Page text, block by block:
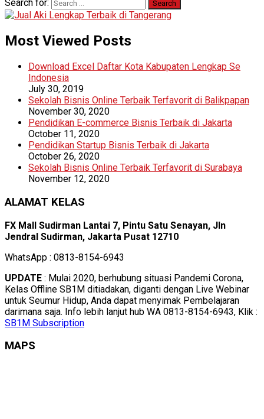
Search for:
Most Viewed Posts
Download Excel Daftar Kota Kabupaten Lengkap Se
Indonesia
July 30, 2019
Sekolah Bisnis Online Terbaik Terfavorit di Balikpapan
November 30, 2020
Pendidikan E-commerce Bisnis Terbaik di Jakarta
October 11, 2020
Pendidikan Startup Bisnis Terbaik di Jakarta
October 26, 2020
Sekolah Bisnis Online Terbaik Terfavorit di Surabaya
November 12, 2020
ALAMAT KELAS
FX Mall Sudirman Lantai 7, Pintu Satu Senayan, Jln
Jendral Sudirman, Jakarta Pusat 12710
WhatsApp : 0813-8154-6943
UPDATE : Mulai 2020, berhubung situasi Pandemi Corona,
Kelas Offline SB1M ditiadakan, diganti dengan Live Webinar
untuk Seumur Hidup, Anda dapat menyimak Pembelajaran
darimana saja. Info lebih lanjut hub WA 0813-8154-6943, Klik :
SB1M Subscription
MAPS